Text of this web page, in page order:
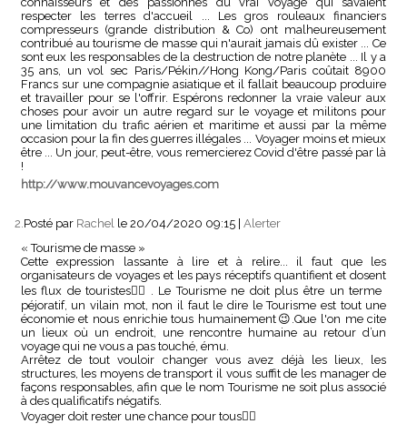
respecter les terres d'accueil ... Les gros rouleaux financiers
compresseurs (grande distribution & Co) ont malheureusement
contribué au tourisme de masse qui n'aurait jamais dû exister ... Ce
sont eux les responsables de la destruction de notre planète ... Il y a
35 ans, un vol sec Paris/Pékin//Hong Kong/Paris coûtait 8900
Francs sur une compagnie asiatique et il fallait beaucoup produire
et travailler pour se l'offrir. Espérons redonner la vraie valeur aux
choses pour avoir un autre regard sur le voyage et militons pour
une limitation du trafic aérien et maritime et aussi par la même
occasion pour la fin des guerres illégales ... Voyager moins et mieux
être ... Un jour, peut-être, vous remercierez Covid d'être passé par là
!
http://www.mouvancevoyages.com
2.Posté par Rachel le 20/04/2020 09:15 Alerter
« Tourisme de masse »
Cette expression lassante à lire et à relire... il faut que les
organisateurs de voyages et les pays réceptifs quantifient et dosent
les flux de touristes🤷‍♀️. Le Tourisme ne doit plus être un terme
péjoratif, un vilain mot, non il faut le dire le Tourisme est tout une
économie et nous enrichie tous humainement😉.Que l'on me cite
un lieux où un endroit, une rencontre humaine au retour d’un
voyage qui ne vous a pas touché, ému.
Arrêtez de tout vouloir changer vous avez déjà les lieux, les
structures, les moyens de transport il vous suffit de les manager de
façons responsables, afin que le nom Tourisme ne soit plus associé
à des qualificatifs négatifs.
Voyager doit rester une chance pour tous🙋‍♀️